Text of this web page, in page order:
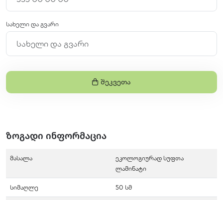
სახელი და გვარი
Შეკვეთა
ზოგადი ინფორმაცია
მასალა
ეკოლოგიურად სუფთა
ლამინატი
სიმაღლე 50 სმ